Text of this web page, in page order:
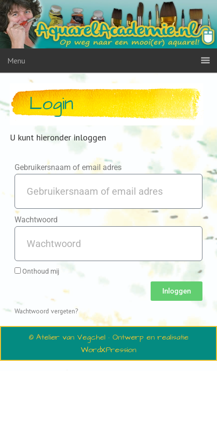
Menu
Login
U kunt hieronder inloggen
Gebruikersnaam of email adres
Wachtwoord
Onthoud mij
Inloggen
Wachtwoord vergeten?
© Atelier van Vegchel · Ontwerp en realisatie
WordXPression